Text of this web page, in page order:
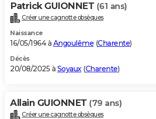
Patrick GUIONNET (61 ans)
Créer une cagnotte obsèques
Naissance
16/05/1964 à Angoulême (Charente)
Décès
20/08/2025 à Soyaux(Charente)
Allain GUIONNET (79 ans)
Créer une cagnotte obsèques